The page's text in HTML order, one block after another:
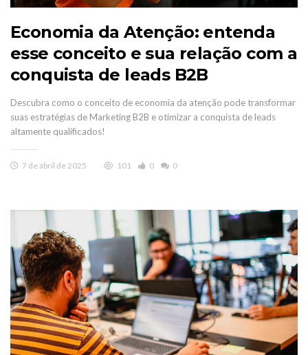
Economia da Atenção: entenda
esse conceito e sua relação com a
conquista de leads B2B
Descubra como o conceito de economia da atenção pode transformar
suas estratégias de Marketing B2B e otimizar a conquista de leads
altamente qualificados!
7 de abril de 2025 101 0 0